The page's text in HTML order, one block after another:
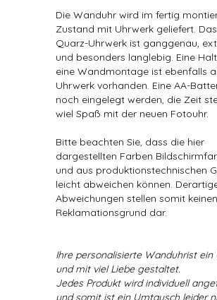
Die Wanduhr wird im fertig
Zustand mit Uhrwerk geliefert.
Quarz-Uhrwerk ist ganggenau,
und besonders langlebig. Eine
eine Wandmontage ist ebenfalls
Uhrwerk vorhanden. Eine AA-
noch eingelegt werden, die Zeit
wiel Spaß mit der neuen Fotouhr.
Bitte beachten Sie, dass die hier
dargestellten Farben
und aus produktionstechnischen
leicht abweichen können.
Abweichungen stellen somit keinen
Reklamationsgrund dar.
Ihre personalisierte Wanduhrist ein
und mit viel Liebe gestaltet.
Jedes Produkt wird individuell
und somit ist ein Umtausch leider